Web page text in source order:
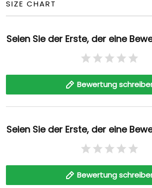
SIZE CHART
Seien Sie der Erste, der eine
Bewertung
Seien Sie der Erste, der eine
Bewertung